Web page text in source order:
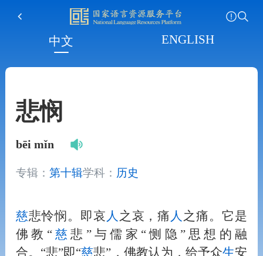
中文 ENGLISH
悲悯
bēi mǐn
专辑： 第十辑学科： 历史
慈悲怜悯。即哀 人 之哀，痛 人 之痛。它是
佛教“慈悲”与儒家“恻隐”思想的融
合。“悲”即“慈悲”，佛教认为，给予众生安